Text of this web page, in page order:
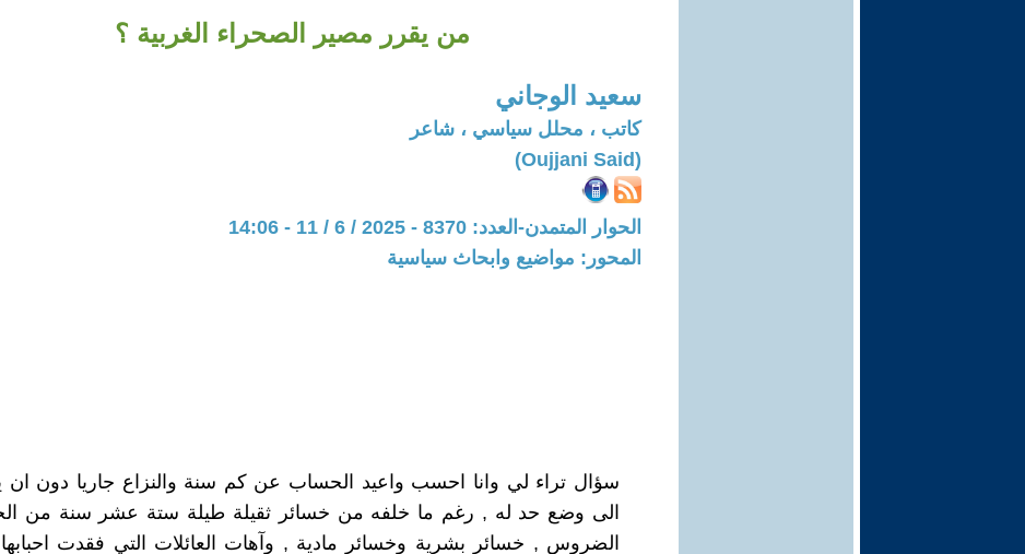
من يقرر مصير الصحراء الغربية ؟
سعيد الوجاني
كاتب ، محلل سياسي ، شاعر
(Oujjani Said)
الحوار المتمدن-العدد: 8370 - 2025 / 6 / 11 - 14:06
المحور: مواضيع وابحاث سياسية
سؤال تراء لي وانا احسب واعيد الحساب عن كم سنة والنزاع جاريا دون
الى وضع حد له , رغم ما خلفه من خسائر ثقيلة طيلة ستة عشر سنة من
الضروس , خسائر بشرية وخسائر مادية , وآهات العائلات التي فقدت